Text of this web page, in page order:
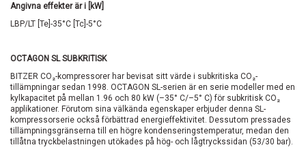
Angivna effekter är i [kW]
LBP/LT [Te]-35°C [Tc]-5°C
OCTAGON SL SUBKRITISK
BITZER CO₂-kompressorer har bevisat sitt värde i subkritiska CO₂-
tillämpningar sedan 1998. OCTAGON SL-serien är en serie modeller med en
kylkapacitet på mellan 1.96 och 80 kW (–35° C/–5° C) för subkritisk CO₂
applikationer. Förutom sina välkända egenskaper erbjuder denna SL-
kompressorserie också förbättrad energieffektivitet. Dessutom pressades
tillämpningsgränserna till en högre kondenseringstemperatur, medan den
tillåtna tryckbelastningen utökades på hög- och lågtryckssidan (53/30 bar).